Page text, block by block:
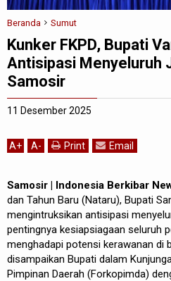
Beranda Sumut
Kunker FKPD, Bupati
Antisipasi Menyeluruh
Samosir
11 Desember 2025
A+ A- Print Email
Samosir | Indonesia Berkibar
dan Tahun Baru (Nataru), Bupati
mengintruksikan antisipasi
pentingnya kesiapsiagaan seluruh
menghadapi potensi kerawanan di
disampaikan Bupati dalam
Pimpinan Daerah (Forkopimda)